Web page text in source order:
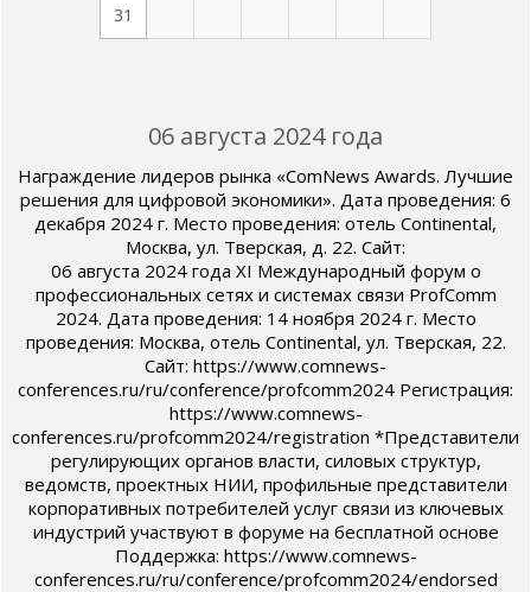
31
06 августа 2024 года
Награждение лидеров рынка «ComNews Awards. Лучшие
решения для цифровой экономики». Дата проведения: 6
декабря 2024 г. Место проведения: отель Continental,
Москва, ул. Тверская, д. 22. Сайт:
06 августа 2024 года XI Международный форум о
профессиональных сетях и системах связи ProfComm
2024. Дата проведения: 14 ноября 2024 г. Место
проведения: Москва, отель Continental, ул. Тверская, 22.
Сайт: https://www.comnews-
conferences.ru/ru/conference/profcomm2024 Регистрация:
https://www.comnews-
conferences.ru/profcomm2024/registration *Представители
регулирующих органов власти, силовых структур,
ведомств, проектных НИИ, профильные представители
корпоративных потребителей услуг связи из ключевых
индустрий участвуют в форуме на бесплатной основе
Поддержка: https://www.comnews-
conferences.ru/ru/conference/profcomm2024/endorsed